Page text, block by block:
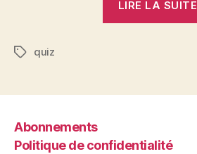
LIRE LA SUITE
Étiquettes
quiz
Abonnements
Politique de confidentialité